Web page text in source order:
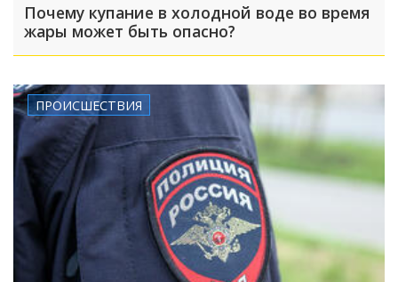
Почему купание в холодной воде во время
жары может быть опасно?
ПРОИСШЕСТВИЯ